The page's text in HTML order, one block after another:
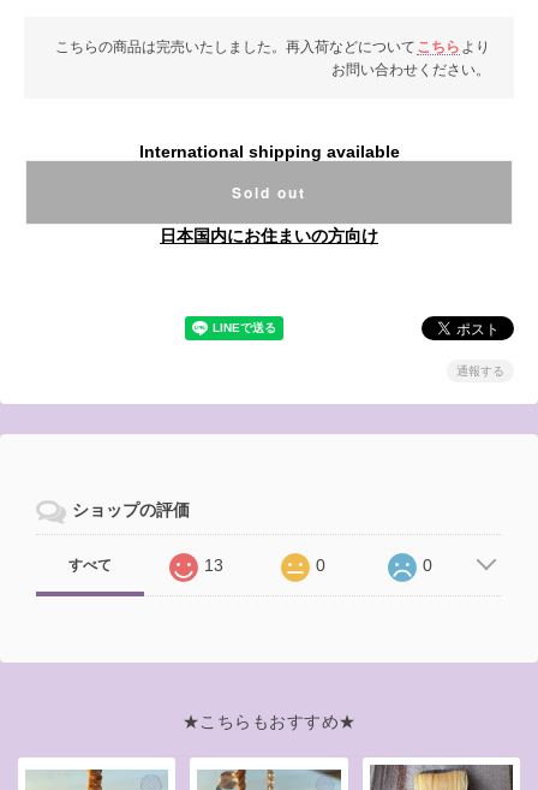
こちらの商品は完売いたしました。再入荷などについて こちら より
お問い合わせください。
International shipping available
Sold out
日本国内にお住まいの方向け
通報する
ショップの評価
すべて 13 0 0
★こちらもおすすめ★